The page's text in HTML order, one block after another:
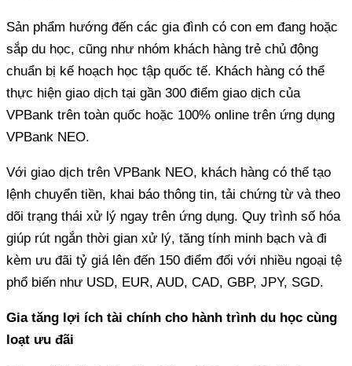
Sản phẩm hướng đến các gia đình có con em đang hoặc
sắp du học, cũng như nhóm khách hàng trẻ chủ động
chuẩn bị kế hoạch học tập quốc tế. Khách hàng có thể
thực hiện giao dịch tại gần 300 điểm giao dịch của
VPBank trên toàn quốc hoặc 100% online trên ứng dụng
VPBank NEO.
Với giao dịch trên VPBank NEO, khách hàng có thể tạo
lệnh chuyển tiền, khai báo thông tin, tải chứng từ và theo
dõi trạng thái xử lý ngay trên ứng dụng. Quy trình số hóa
giúp rút ngắn thời gian xử lý, tăng tính minh bạch và đi
kèm ưu đãi tỷ giá lên đến 150 điểm đối với nhiều ngoại tệ
phổ biến như USD, EUR, AUD, CAD, GBP, JPY, SGD.
Gia tăng lợi ích tài chính cho hành trình du học cùng
loạt ưu đãi